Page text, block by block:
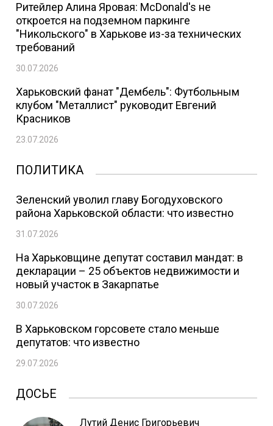
Ритейлер Алина Яровая: McDonald's не
откроется на подземном паркинге
"Никольского" в Харькове из-за технических
требований
30.07.2026
Харьковский фанат "Дембель": Футбольным
клубом "Металлист" руководит Евгений
Красников
23.07.2026
ПОЛИТИКА
Зеленский уволил главу Богодуховского
района Харьковской области: что известно
31.07.2026
На Харьковщине депутат составил мандат: в
декларации – 25 объектов недвижимости и
новый участок в Закарпатье
30.07.2026
В Харьковском горсовете стало меньше
депутатов: что известно
29.07.2026
ДОСЬЕ
Лутий Денис Григорьевич